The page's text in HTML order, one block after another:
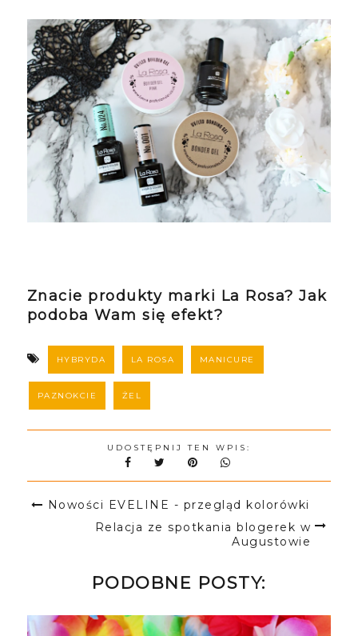
Znacie produkty marki La Rosa? Jak
podoba Wam się efekt?
HYBRYDA LA ROSA MANICURE
PAZNOKCIE ŻEL
UDOSTĘPNIJ TEN WPIS:
Nowości EVELINE - przegląd kolorówki
Relacja ze spotkania blogerek w
Augustowie
PODOBNE POSTY: